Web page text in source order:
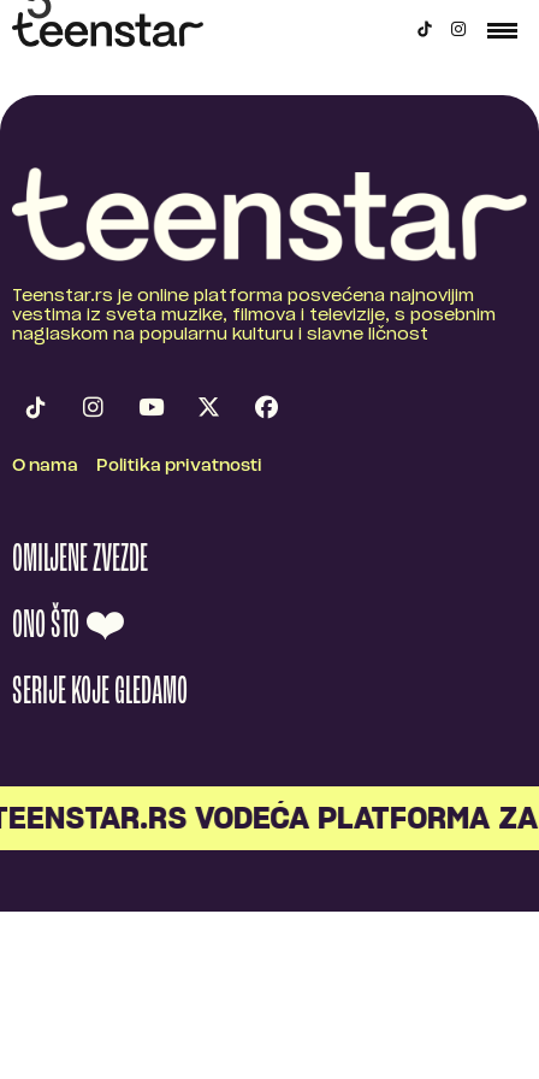
Teenstar.rs je online platforma posvećena najnovijim
vestima iz sveta muzike, filmova i televizije, s posebnim
naglaskom na popularnu kulturu i slavne ličnost
O nama Politika privatnosti
OMILJENE ZVEZDE
ONO ŠTO ❤️
SERIJE KOJE GLEDAMO
VODEĆA PLATFORMA